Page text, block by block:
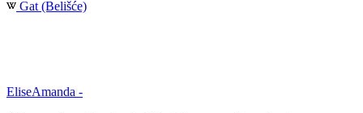
Gat (Belišće)
EliseAmanda -